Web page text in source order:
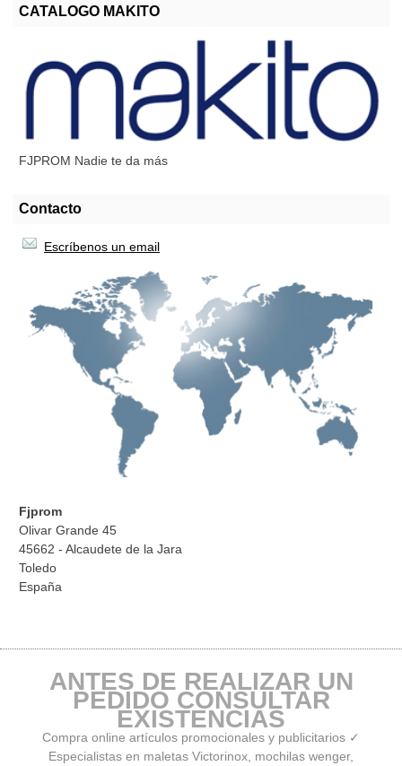
CATALOGO MAKITO
FJPROM Nadie te da más
Contacto
Escríbenos un email
Fjprom
Olivar Grande 45
45662 - Alcaudete de la Jara
Toledo
España
ANTES DE REALIZAR UN
PEDIDO CONSULTAR
EXISTENCIAS
Compra online artículos promocionales y publicitarios ✓
Especialistas en maletas Victorinox, mochilas wenger,